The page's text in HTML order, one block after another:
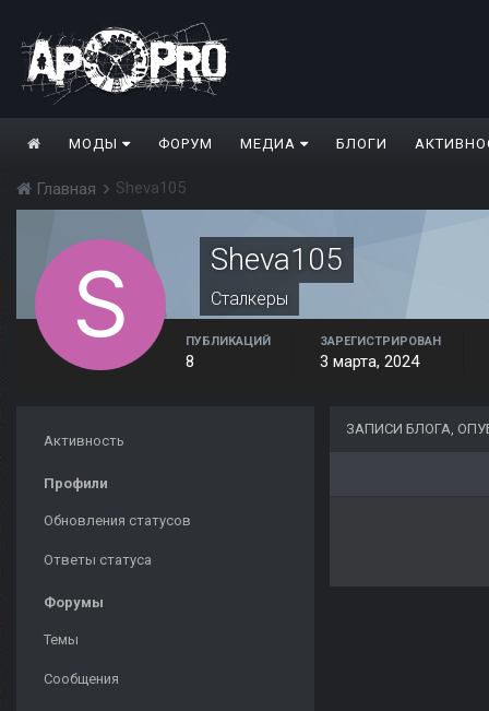
МОДЫ ФОРУМ МЕДИА БЛОГИ
Главная Sheva105
Sheva105
Сталкеры
ПУБЛИКАЦИЙ
8
ЗАРЕГИСТРИРОВАН
3 марта, 2024
Активность
Профили
Обновления статусов
Ответы статуса
Форумы
Темы
Сообщения
ЗАПИСИ БЛОГА,